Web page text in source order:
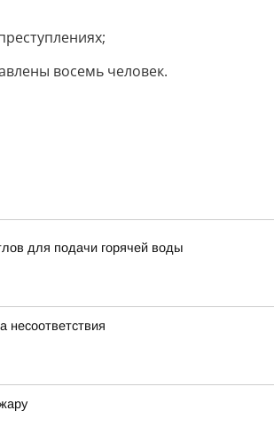
восемь человек.
для подачи горячей воды
несоответствия